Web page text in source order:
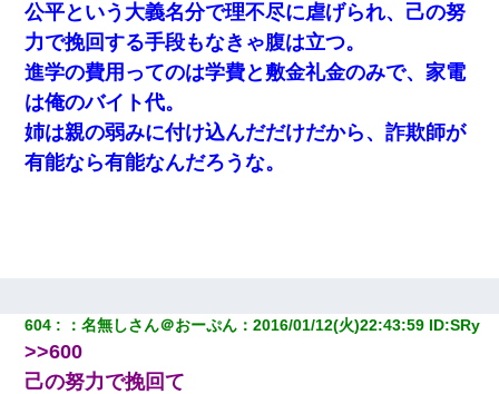
公平という大義名分で理不尽に虐げられ、己の努
力で挽回する手段もなきゃ腹は立つ。
進学の費用ってのは学費と敷金礼金のみで、家電
は俺のバイト代。
姉は親の弱みに付け込んだだけだから、詐欺師が
有能なら有能なんだろうな。
604 ：名無しさん＠おーぷん ：2016/01/12(火)22:43:59 ID:SRy
>>600
己の努力で挽回て